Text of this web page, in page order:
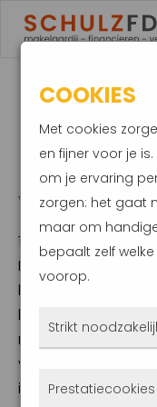
16 juli 2024
De
huiseigenaar de
hypotheek en de
nemen naar een
voordelig zijn,
is dan de actuele
COOKIES
Met cookies
en fijner voor je
om je ervaring
zorgen: het gaat
maar om
bepaalt zelf
voorop.
Strikt
Prestatiecookies